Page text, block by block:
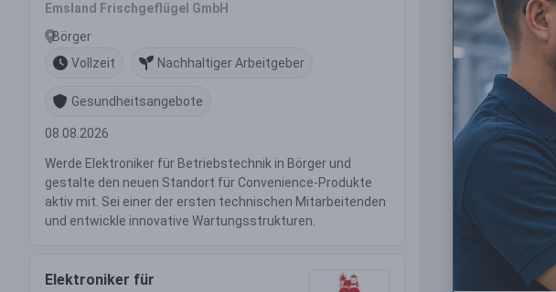
Emsland Frischgeflügel GmbH
Börger
Vollzeit
Nachhaltiger Arbeitgeber
Gesundheitsangebote
08.08.2026
Werde Elektroniker für Betriebstechnik in Börger und
gestalte den neuen Standort für Convenience-Produkte
aktiv mit. Sei einer der ersten technischen Mitarbeitenden
und entwickle innovative Wartungsstrukturen.
Elektroniker für